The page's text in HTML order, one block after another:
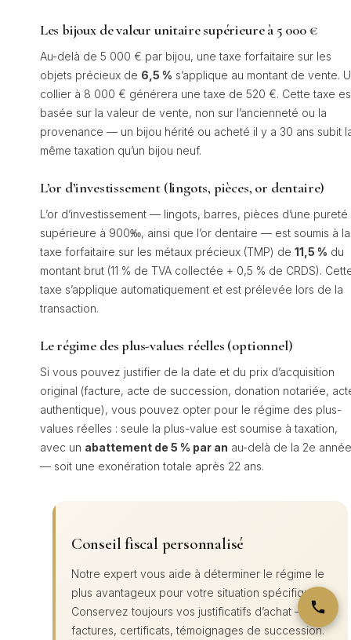
Les bijoux de valeur unitaire supérieure à 5 000 €
Au-delà de 5 000 € par bijou, une taxe forfaitaire sur les
objets précieux de 6,5 % s’applique au montant de vente.
collier à 8 000 € générera une taxe de 520 €. Cette taxe
basée sur la valeur de vente, non sur l’ancienneté ou la
provenance — un bijou hérité ou acheté il y a 30 ans subit
même taxation qu’un bijou neuf.
L’or d’investissement (lingots, pièces, or dentaire)
L’or d’investissement — lingots, barres, pièces d’une pureté
supérieure à 900‰, ainsi que l’or dentaire — est soumis à la
taxe forfaitaire sur les métaux précieux (TMP) de 11,5 % du
montant brut (11 % de TVA collectée + 0,5 % de CRDS).
taxe s’applique automatiquement et est prélevée lors de la
transaction.
Le régime des plus-values réelles (optionnel)
Si vous pouvez justifier de la date et du prix d’acquisition
original (facture, acte de succession, donation notariée,
authentique), vous pouvez opter pour le régime des plus-
values réelles : seule la plus-value est soumise à taxation,
avec un abattement de 5 % par an au-delà de la 2e année
— soit une exonération totale après 22 ans.
Conseil fiscal personnalisé
Notre expert vous aide à déterminer le régime le
plus avantageux pour votre situation spécifique.
Conservez toujours vos justificatifs d’achat —
factures, certificats, témoignages de succession.